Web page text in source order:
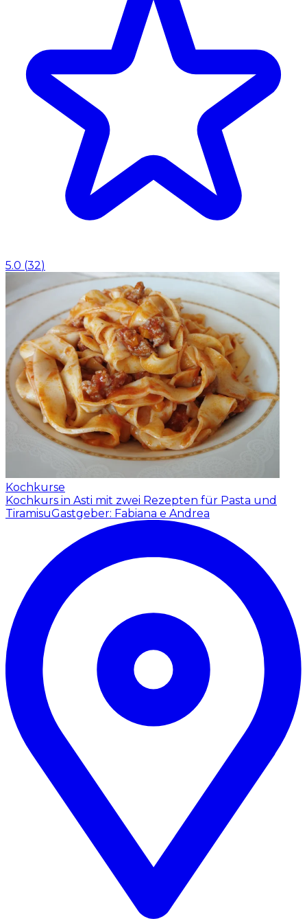
5.0 (32)
Kochkurse
Kochkurs in Asti mit zwei Rezepten für Pasta und
TiramisuGastgeber: Fabiana e Andrea